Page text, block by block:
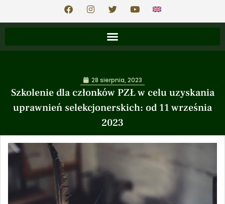
Szkolenie dla członków PZŁ w celu uzyskania
uprawnień selekcjonerskich: od 11 września
2023
28 sierpnia, 2023